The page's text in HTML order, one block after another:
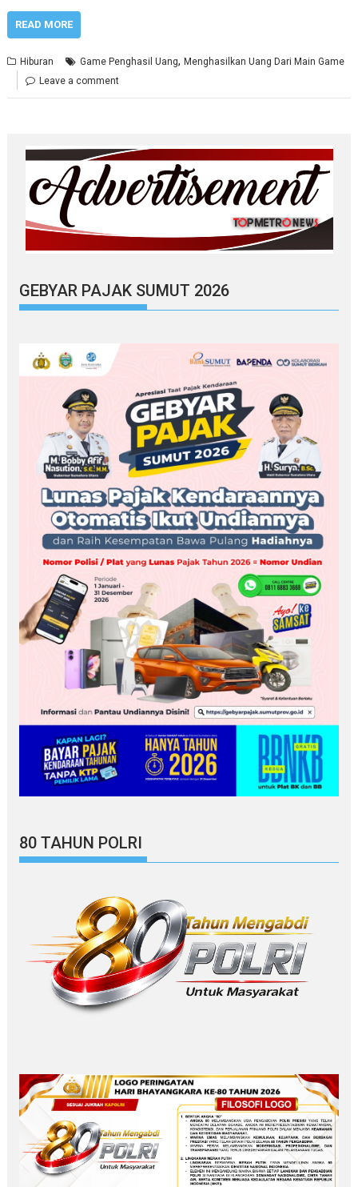
READ MORE
Hiburan Game Penghasil Uang,Menghasilkan Uang Dari Main Game
Leave a comment
GEBYAR PAJAK SUMUT 2026
80 TAHUN POLRI